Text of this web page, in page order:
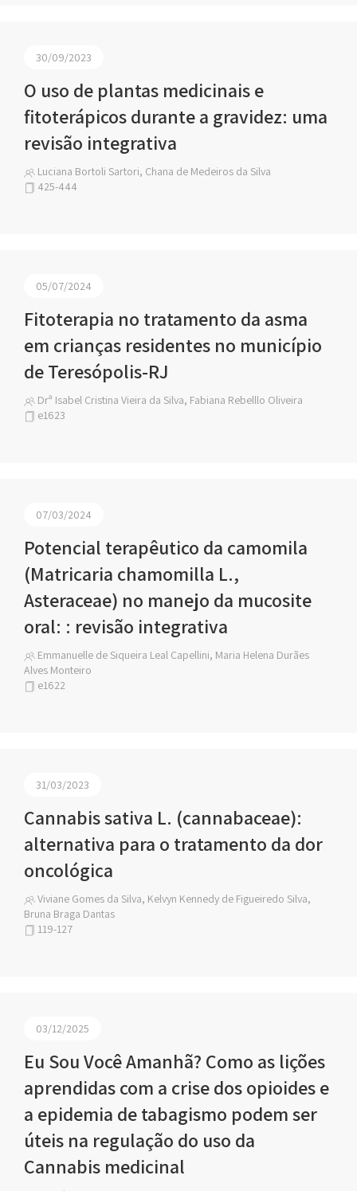
30/09/2023
O uso de plantas medicinais e
fitoterápicos durante a gravidez: uma
revisão integrativa
Luciana Bortoli Sartori, Chana de Medeiros da Silva
425-444
05/07/2024
Fitoterapia no tratamento da asma
em crianças residentes no município
de Teresópolis-RJ
Drª Isabel Cristina Vieira da Silva, Fabiana Rebelllo Oliveira
e1623
07/03/2024
Potencial terapêutico da camomila
(Matricaria chamomilla L.,
Asteraceae) no manejo da mucosite
oral: : revisão integrativa
Emmanuelle de Siqueira Leal Capellini, Maria Helena Durães
Alves Monteiro
e1622
31/03/2023
Cannabis sativa L. (cannabaceae):
alternativa para o tratamento da dor
oncológica
Viviane Gomes da Silva, Kelvyn Kennedy de Figueiredo Silva,
Bruna Braga Dantas
119-127
03/12/2025
Eu Sou Você Amanhã? Como as lições
aprendidas com a crise dos opioides e
a epidemia de tabagismo podem ser
úteis na regulação do uso da
Cannabis medicinal